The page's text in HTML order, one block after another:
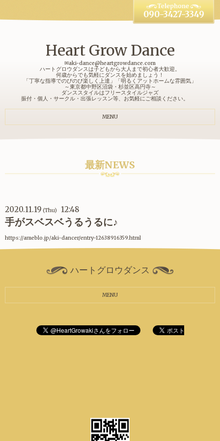
Heart Grow Dance
✉aki-dance@heartgrowdance.com
ハートグロウダンスは子どもから大人まで初心者大歓迎。
何歳からでも気軽にダンスを始めましょう！
「丁寧な指導でのびのび楽しく上達」「明るくアットホームな雰囲気」
～東京都中野区沼袋・杉並区高円寺～
ダンススタイルはフリースタイルジャズ
振付・個人・サークル・出張レッスン等、お気軽にご相談ください。
090-3427-3349
MENU
最新NEWS
2020.11.19 (Thu) 12:48
手がスベスベうるうるに♪
https://ameblo.jp/aki-dancer/entry-12638916359.html
ハートグロウダンス
MENU